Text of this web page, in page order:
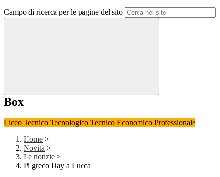
Campo di ricerca per le pagine del sito
Box
Liceo Tecnico Tecnologico Tecnico Economico Professionale
Home >
Novità >
Le notizie >
Pi greco Day a Lucca